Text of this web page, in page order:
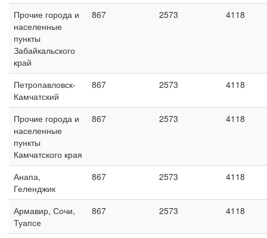
Прочие города и
населенные
пункты
Забайкальского
край
867 2573 4118
Петропавловск-
Камчатский
867 2573 4118
Прочие города и
населенные
пункты
Камчатского края
867 2573 4118
Анапа,
Геленджик
867 2573 4118
Армавир, Сочи,
Туапсе
867 2573 4118